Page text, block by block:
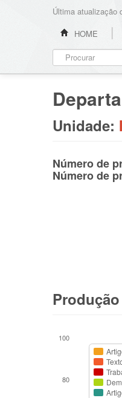
Última atualização
HOME
Unidade:
Número de
Número de
80
100